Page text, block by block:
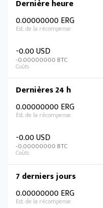
Dernière heure
0.00000000 ERG
-0.00 USD
-0.00000000 BTC
Dernières 24 h
0.00000000 ERG
-0.00 USD
-0.00000000 BTC
7 derniers jours
0.00000000 ERG